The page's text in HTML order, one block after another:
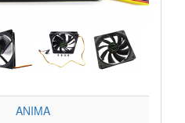
ANIMA